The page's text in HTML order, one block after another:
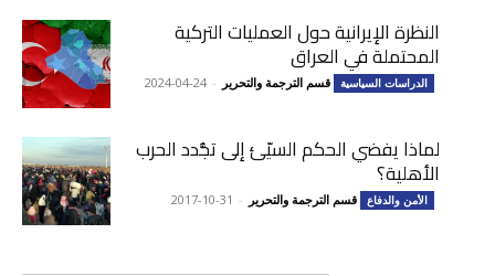
النظرة الإيرانية حول العمليات التركية
المحتملة في العراق
الدراسات السياسية قسم الترجمة والتحرير -
2024-04-24
لماذا يفضي الحكم السيّئ إلى تجُّدد الحرب
الأهلية؟
الأمن والدفاع قسم الترجمة والتحرير -
2017-10-31